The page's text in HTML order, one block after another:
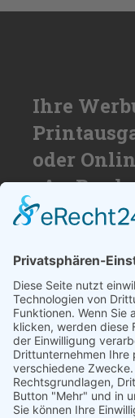
Ihre
oder
»An Bord«
Nutzen Sie
50.000
beraten Sie
individuelles
SCHREIBEN